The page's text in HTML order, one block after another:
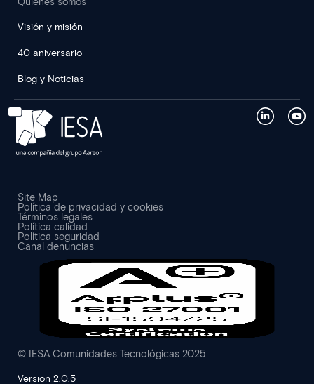
Visión y misión
40 aniversario
Blog y Noticias
© IESA Comunidades Tecnológicas 2025
Version 2.0.5
Site Map
Política de privacidad y cookies
Términos legales
Política calidad
Política seguridad
Canal denuncias